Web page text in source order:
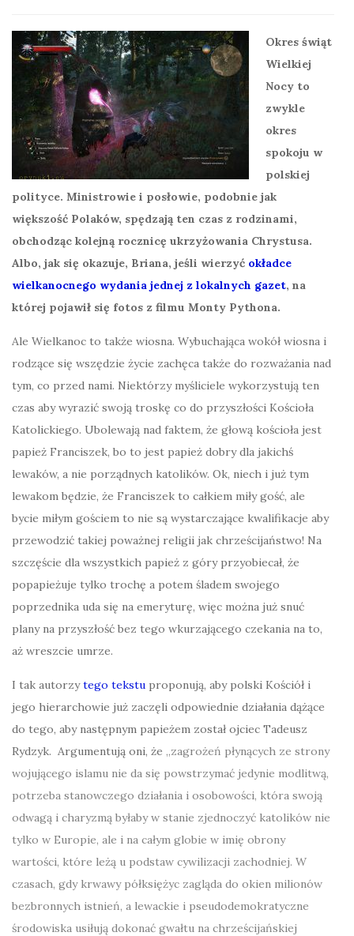
Okres świąt
Wielkiej
Nocy to
zwykle
okres
spokoju w
polskiej
polityce. Ministrowie i posłowie, podobnie jak
większość Polaków, spędzają ten czas z rodzinami,
obchodząc kolejną rocznicę ukrzyżowania Chrystusa.
Albo, jak się okazuje, Briana, jeśli wierzyć okładce
wielkanocnego wydania jednej z lokalnych gazet, na
której pojawił się fotos z filmu Monty Pythona.
Ale Wielkanoc to także wiosna. Wybuchająca wokół wiosna i
rodzące się wszędzie życie zachęca także do rozważania nad
tym, co przed nami. Niektórzy myśliciele wykorzystują ten
czas aby wyrazić swoją troskę co do przyszłości Kościoła
Katolickiego. Ubolewają nad faktem, że głową kościoła jest
papież Franciszek, bo to jest papież dobry dla jakichś
lewaków, a nie porządnych katolików. Ok, niech i już tym
lewakom będzie, że Franciszek to całkiem miły gość, ale
bycie miłym gościem to nie są wystarczające kwalifikacje aby
przewodzić takiej poważnej religii jak chrześcijaństwo! Na
szczęście dla wszystkich papież z góry przyobiecał, że
popapieżuje tylko trochę a potem śladem swojego
poprzednika uda się na emeryturę, więc można już snuć
plany na przyszłość bez tego wkurzającego czekania na to,
aż wreszcie umrze.
I tak autorzytego tekstu proponują, aby polski Kościół i
jego hierarchowie już zaczęli odpowiednie działania dążące
do tego, aby następnym papieżem został ojciec Tadeusz
Rydzyk. Argumentują oni, że „zagrożeń płynących ze strony
wojującego islamu nie da się powstrzymać jedynie modlitwą,
potrzeba stanowczego działania i osobowości, która swoją
odwagą i charyzmą byłaby w stanie zjednoczyć katolików nie
tylko w Europie, ale i na całym globie w imię obrony
wartości, które leżą u podstaw cywilizacji zachodniej. W
czasach, gdy krwawy półksiężyc zagląda do okien milionów
bezbronnych istnień, a lewackie i pseudodemokratyczne
środowiska usiłują dokonać gwałtu na chrześcijańskiej